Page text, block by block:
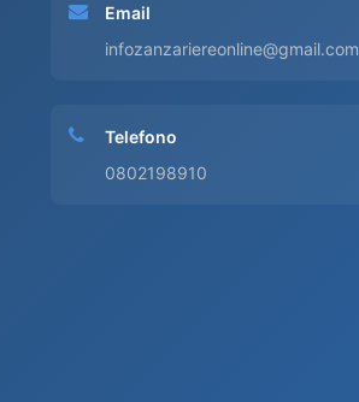
Email
infozanzariereonline@gmail.com
Telefono
0802198910